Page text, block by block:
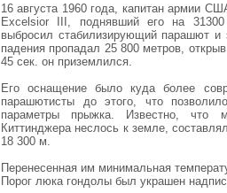
16 августа 1960 года, капитан армии
Excelsior III, поднявший его на
выбросил стабилизирующий парашют и
падения пропадал 25 800 метров,
45 сек. он приземлился.
Его оснащение было куда более
парашютисты до этого, что
параметры прыжка. Известно, что
Киттинджера неслось к земле,
18 300 м.
Перенесенная им минимальная
Порог люка гондолы был украшен